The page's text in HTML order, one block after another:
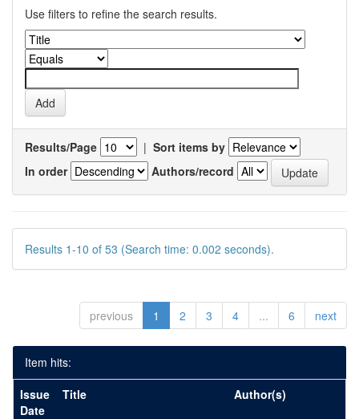
Use filters to refine the search results.
Results/Page | Sort items by
In order
Authors/record
Results 1-10 of 53 (Search time: 0.002 seconds).
previous 1 2 3 4 ... 6 next
Item hits:
Issue
Date
Title Author(s)